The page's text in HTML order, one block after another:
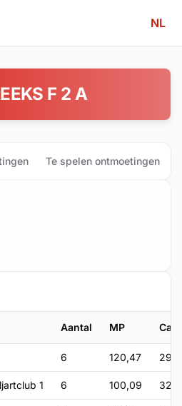
NL
F 2 A
Te spelen ontmoetingen
Aantal MP
6 120,47 290
1 6 100,09 320